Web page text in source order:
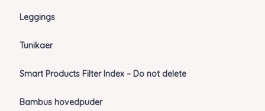
Leggings
Tunikaer
Smart Products Filter Index – Do not delete
Bambus hovedpuder